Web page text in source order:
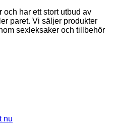
har ett stort utbud av
paret. Vi säljer produkter
sexleksaker och tillbehör
nu